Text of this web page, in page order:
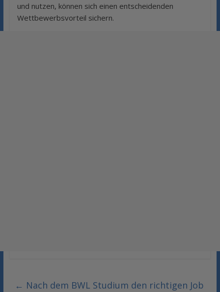
und nutzen, können sich einen entscheidenden
Wettbewerbsvorteil sichern.
← Nach dem BWL Studium den richtigen Job